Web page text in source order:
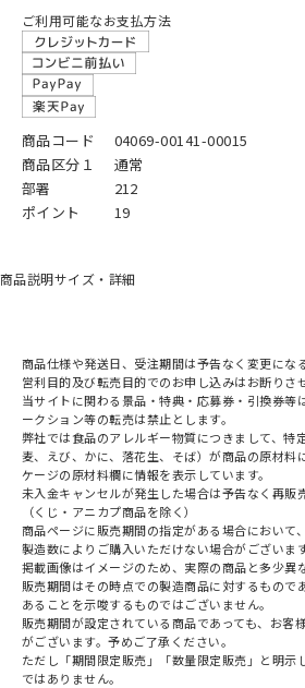
ご利用可能なお支払方法
商品コード
04069-00141-00015
商品区分１
通常
部署
212
ポイント
19
商品説明サイズ・詳細
商品仕様や発送日、受注期間は予告なく変更にな
営利目的及び転売目的でのお申し込みはお断りさ
当サイトに関わる景品・特典・応募券・引換券等
ークション等の転売は禁止とします。
弊社では食品のアレルギー物質につきまして、特
麦、えび、かに、落花生、そば）が商品の原材料
ケージの原材料欄に情報を表示しています。
未入金キャンセルが発生した場合は予告なく再販
（くじ・アニカプ商品を除く）
商品ページに販売期間の指定がある場合において
製造数によりご購入いただけない場合がございます
掲載画像はイメージのため、実際の商品と多少異
販売期間はその時点での製造商品に対するもので
あることを示唆するものではございません。
販売期間が設定されている商品であっても、お客
がございます。予めご了承ください。
ただし「期間限定販売」「数量限定販売」と明示
ではありません。